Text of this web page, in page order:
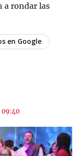
a rondar las
09:40
en Google